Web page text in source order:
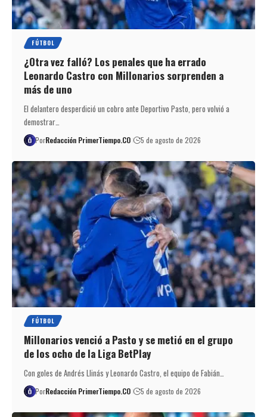
FÚTBOL
¿Otra vez falló? Los penales que ha errado
Leonardo Castro con Millonarios sorprenden a
más de uno
El delantero desperdició un cobro ante Deportivo Pasto, pero volvió a
demostrar…
PorRedacción PrimerTiempo.CO 5 de agosto de 2026
FÚTBOL
Millonarios venció a Pasto y se metió en el grupo
de los ocho de la Liga BetPlay
Con goles de Andrés Llinás y Leonardo Castro, el equipo de Fabián…
PorRedacción PrimerTiempo.CO 5 de agosto de 2026